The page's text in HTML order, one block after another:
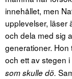
innehållet, men
upplevelser, läser
och dela med sig
generationer.
och ett av stegen
som skulle dö.